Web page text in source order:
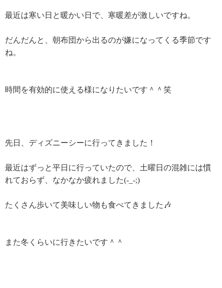
最近は寒い日と暖かい日で、寒暖差が激しいですね。
だんだんと、朝布団から出るのが嫌になってくる季節です
ね。
時間を有効的に使える様になりたいです＾＾笑
先日、ディズニーシーに行ってきました！
最近はずっと平日に行っていたので、土曜日の混雑には慣
れておらず、なかなか疲れました(-_-;)
たくさん歩いて美味しい物も食べてきました🎶
また冬くらいに行きたいです＾＾